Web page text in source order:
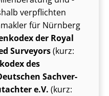
verpflichten
für Nürnberg
der Royal
Surveyors(kurz:
des
Sach­ver­
e.V. (kurz: